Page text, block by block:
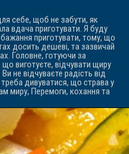
себе, щоб не забути, як
вдача приготувати. Я буду
приготувати, тому, що
досить дешеві, та зазвичай
Головне, готуючи за
виготуєте, відчувати щиру
не відчуваєте радість від
дивуватися, що страва у
миру, Перемоги, кохання та